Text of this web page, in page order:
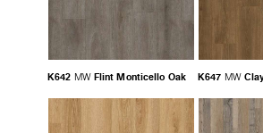
K642 MW Flint Monticello Oak K647 MW